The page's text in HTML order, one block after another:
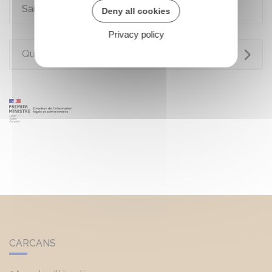
Saisie immobilière
Questions ? Réponses !
CARCANS
Deny all cookies
Privacy policy